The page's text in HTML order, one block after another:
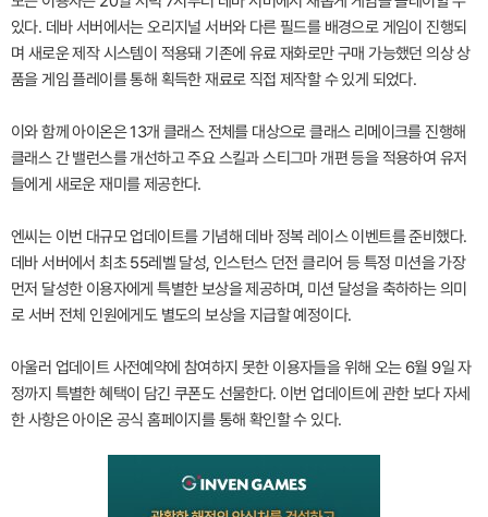
있다. 데바 서버에서는 오리지널 서버와 다른 필드를 배경으로 게임이 진행되
며 새로운 제작 시스템이 적용돼 기존에 유료 재화로만 구매 가능했던 의상 상
품을 게임 플레이를 통해 획득한 재료로 직접 제작할 수 있게 되었다.
이와 함께 아이온은 13개 클래스 전체를 대상으로 클래스 리메이크를 진행해
클래스 간 밸런스를 개선하고 주요 스킬과 스티그마 개편 등을 적용하여 유저
들에게 새로운 재미를 제공한다.
엔씨는 이번 대규모 업데이트를 기념해 데바 정복 레이스 이벤트를 준비했다.
데바 서버에서 최초 55레벨 달성, 인스턴스 던전 클리어 등 특정 미션을 가장
먼저 달성한 이용자에게 특별한 보상을 제공하며, 미션 달성을 축하하는 의미
로 서버 전체 인원에게도 별도의 보상을 지급할 예정이다.
아울러 업데이트 사전예약에 참여하지 못한 이용자들을 위해 오는 6월 9일 자
정까지 특별한 혜택이 담긴 쿠폰도 선물한다. 이번 업데이트에 관한 보다 자세
한 사항은 아이온 공식 홈페이지를 통해 확인할 수 있다.